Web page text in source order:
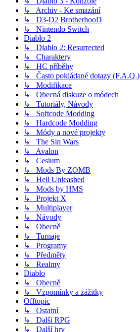
↳ Archiv - Ke smazání
↳ D3-D2 BrotherhooD
↳ Nintendo Switch
Diablo 2
↳ Diablo 2: Resurrected
↳ Charaktery
↳ HC příběhy
↳ Často pokládané dotazy (F.A.Q.)
↳ Modifikace
↳ Obecná diskuze o módech
↳ Tutoriály, Návody
↳ Softcode Modding
↳ Hardcode Modding
↳ Módy a nové projekty
↳ The Sin Wars
↳ Avalon
↳ Cesium
↳ Mods By ZOMB
↳ Hell Unleashed
↳ Mods by HMS
↳ Projekt X
↳ Multiplayer
↳ Návody
↳ Obecně
↳ Turnaje
↳ Programy
↳ Předměty
↳ Realmy
Diablo
↳ Obecně
↳ Vzpomínky a zážitky
Offtopic
↳ Ostatní
↳ Další RPG
↳ Další hry